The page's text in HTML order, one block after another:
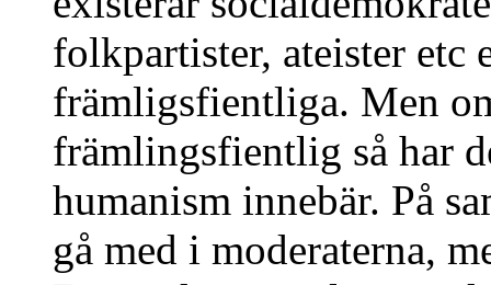
folkpartister, ateister etc
främligsfientliga. Men
främlingsfientlig så har
humanism innebär. På
gå med i moderaterna,